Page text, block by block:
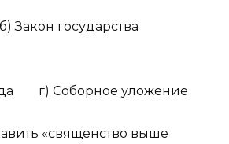
государства
г) Соборное уложение
«священство выше